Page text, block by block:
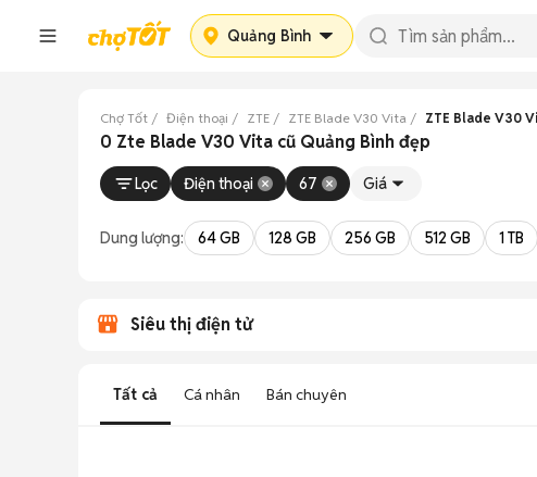
Quảng Bình
Chợ Tốt Điện thoại ZTE ZTE Blade V30 Vita ZTE Blade V30
0 Zte Blade V30 Vita cũ Quảng Bình đẹp
Lọc Điện thoại 67 Giá
Dung lượng: 64 GB 128 GB 256 GB 512 GB 1 TB
Siêu thị điện tử
Tất cả Cá nhân Bán chuyên